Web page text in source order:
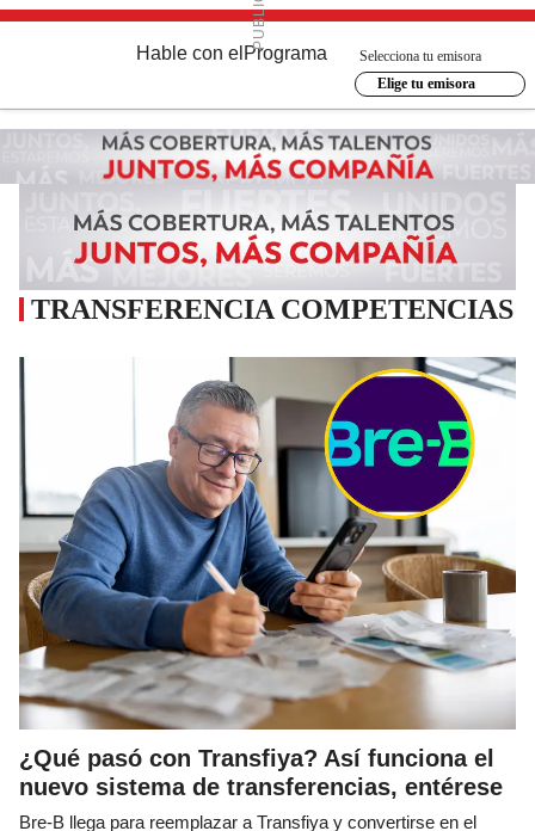
Hable con el Programa
Selecciona tu emisora
Elige tu emisora
TRANSFERENCIA COMPETENCIAS
¿Qué pasó con Transfiya? Así funciona el
nuevo sistema de transferencias, entérese
Bre-B llega para reemplazar a Transfiya y convertirse en el